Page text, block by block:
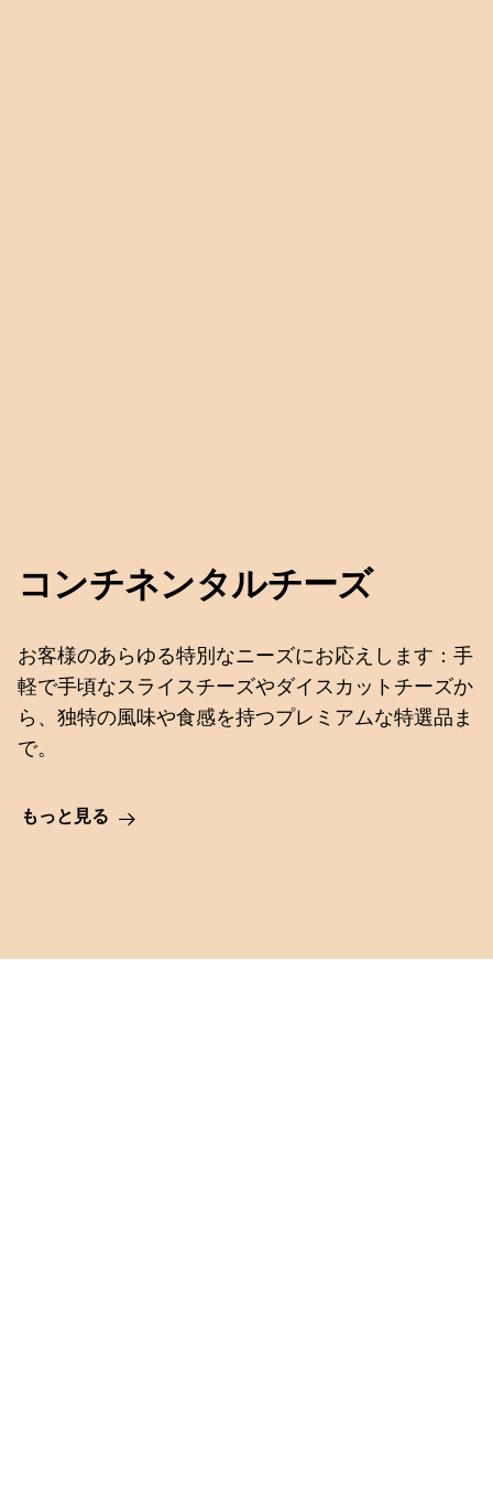
コンチネンタルチーズ
お客様のあらゆる特別なニーズにお応えします：手
軽で手頃なスライスチーズやダイスカットチーズか
ら、独特の風味や食感を持つプレミアムな特選品ま
で。
もっと見る